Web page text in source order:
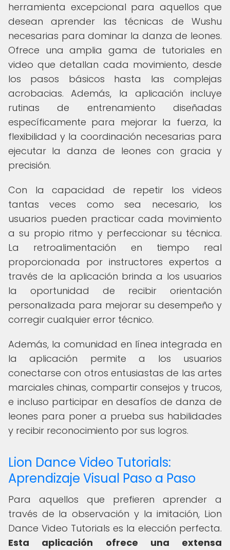
herramienta excepcional para aquellos que
desean aprender las técnicas de Wushu
necesarias para dominar la danza de leones.
Ofrece una amplia gama de tutoriales en
video que detallan cada movimiento, desde
los pasos básicos hasta las complejas
acrobacias. Además, la aplicación incluye
rutinas de entrenamiento diseñadas
específicamente para mejorar la fuerza, la
flexibilidad y la coordinación necesarias para
ejecutar la danza de leones con gracia y
precisión.
Con la capacidad de repetir los videos
tantas veces como sea necesario, los
usuarios pueden practicar cada movimiento
a su propio ritmo y perfeccionar su técnica.
La retroalimentación en tiempo real
proporcionada por instructores expertos a
través de la aplicación brinda a los usuarios
la oportunidad de recibir orientación
personalizada para mejorar su desempeño y
corregir cualquier error técnico.
Además, la comunidad en línea integrada en
la aplicación permite a los usuarios
conectarse con otros entusiastas de las artes
marciales chinas, compartir consejos y trucos,
e incluso participar en desafíos de danza de
leones para poner a prueba sus habilidades
y recibir reconocimiento por sus logros.
Lion Dance Video Tutorials:
Aprendizaje Visual Paso a Paso
Para aquellos que prefieren aprender a
través de la observación y la imitación, Lion
Dance Video Tutorials es la elección perfecta.
Esta aplicación ofrece una extensa